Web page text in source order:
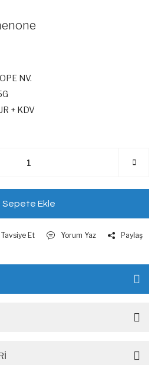
NV.
+ KDV
Sepete Ekle
Tavsiye Et Yorum Yaz Paylaş